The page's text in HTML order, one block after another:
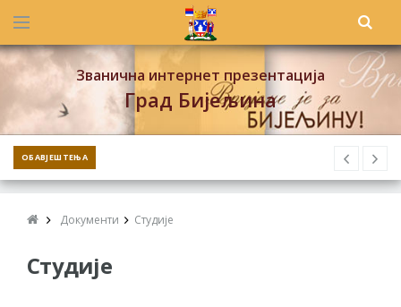
Званична интернет презентација
Град Бијељина
ОБАВЈЕШТЕЊА
Документи Студије
Студије